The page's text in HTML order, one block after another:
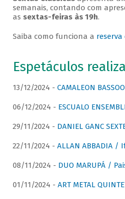
semanais, contando com
as sextas-feiras às 19h.
Saiba como funciona a reserva
Espetáculos
13/12/2024 - CAMALEON
06/12/2024 - ESCUALO
29/11/2024 - DANIEL GANC
22/11/2024 - ALLAN ABBADIA /
08/11/2024 - DUO MARUPÁ /
01/11/2024 - ART METAL